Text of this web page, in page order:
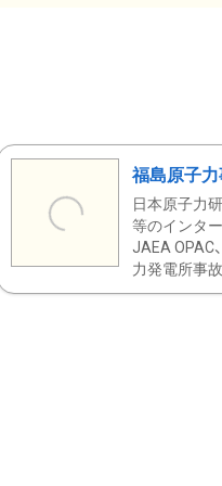
福島原子
日本原子力
等のインタ
JAEA OPAC
力発電所事